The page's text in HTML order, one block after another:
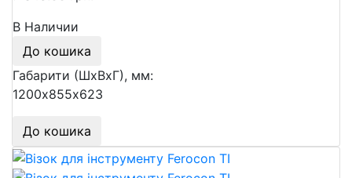
В Наличии
До кошика
Габарити (ШхВхГ), мм:
1200х855х623
До кошика